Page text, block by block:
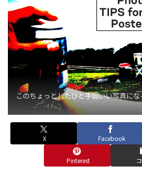
このちょっとしたひと手間いい写真に
X Facebook
Pinterest